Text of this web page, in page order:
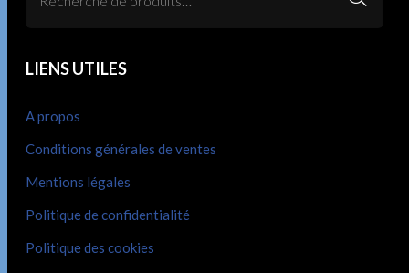
LIENS UTILES
A propos
Conditions générales de ventes
Mentions légales
Politique de confidentialité
Politique des cookies